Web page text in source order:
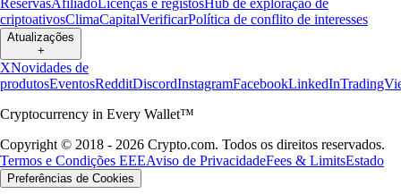
ReservasAfiliadoLicenças e registosHub de exploração de
criptoativosClimaCapitalVerificarPolítica de conflito de interesses
Atualizações
+
XNovidades de
produtosEventosRedditDiscordInstagramFacebookLinkedIn
Cryptocurrency in Every Wallet™
Copyright © 2018 - 2026 Crypto.com. Todos os direitos reservados.
Termos e Condições EEEAviso de PrivacidadeFees & LimitsEstado
Preferências de Cookies